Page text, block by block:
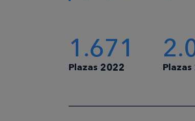
1.671
Plazas 2022 Plazas